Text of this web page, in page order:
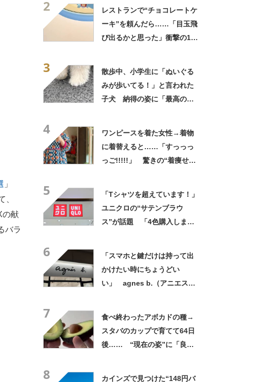
」
、
の献
バラ
2
レストランで“チョコレートケ
ーキ”を頼んだら……「目玉飛
び出るかと思った」衝撃の1皿
3
散歩中、小学生に「ぬいぐる
みが歩いてる！」と言われた
子犬 納得の姿に「最高の褒
4
ワンピースを着た女性→着物
に着替えると……「すっっっ
っご!!!!!」 驚きの“着痩せ
5
「Tシャツを超えています！」
ユニクロの“サテンブラウ
ス”が話題 「4色購入しまし
6
「スマホと鍵だけは持って出
かけたい時にちょうどい
い」 agnes b.（アニエスべ
7
食べ終わったアボカドの種→
スタバのカップで育てて64日
後…… “現在の姿”に「良さ
8
カインズで見つけた“148円バ